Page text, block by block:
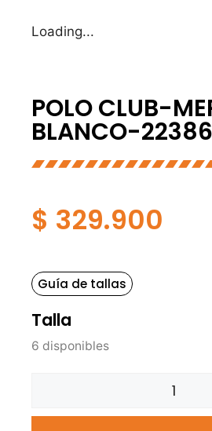
Loading...
POLO CLUB-
BLANCO-
$ 329.900
Guía de tallas
Talla
6 disponibles